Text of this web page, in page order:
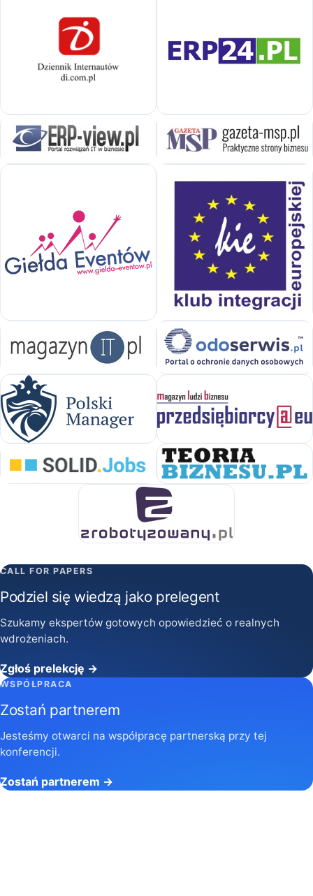
CALL FOR PAPERS
Podziel się wiedzą jako prelegent
Szukamy ekspertów gotowych opowiedzieć o realnych
wdrożeniach.
Zgłoś prelekcję →
WSPÓŁPRACA
Zostań partnerem
Jesteśmy otwarci na współpracę partnerską przy tej
konferencji.
Zostań partnerem →